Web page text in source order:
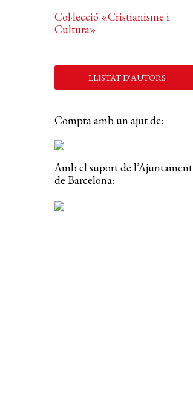
Col·lecció «Cristianisme i
Cultura»
LLISTAT D'AUTORS
Compta amb un ajut de:
Amb el suport de l’Ajuntament
de Barcelona: